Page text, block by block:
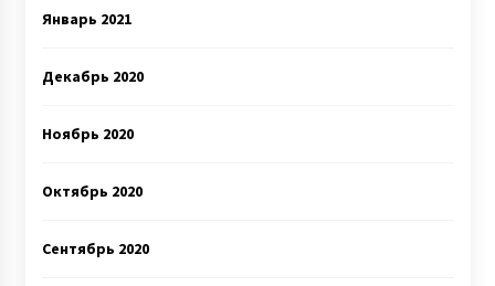
Январь 2021
Декабрь 2020
Ноябрь 2020
Октябрь 2020
Сентябрь 2020